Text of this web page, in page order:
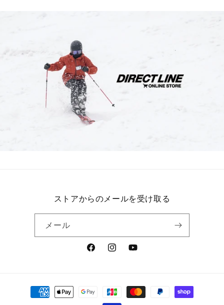
ストアからのメールを受け取る
メール
FacebookInstagramYouTube